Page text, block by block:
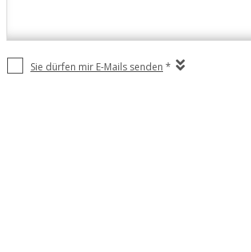
Sie dürfen mir E-Mails senden *